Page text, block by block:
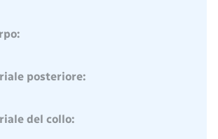
posteriore:
del collo: